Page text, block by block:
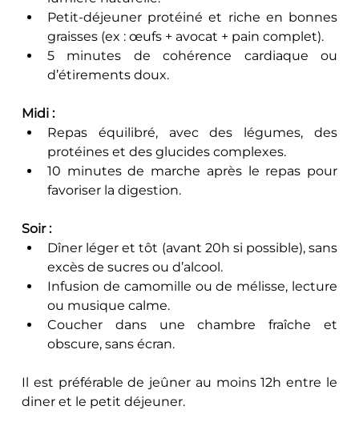
Petit-déjeuner protéiné et riche en bonnes
graisses (ex : œufs + avocat + pain complet).
5 minutes de cohérence cardiaque ou
d’étirements doux.
Midi :
Repas équilibré, avec des légumes, des
protéines et des glucides complexes.
10 minutes de marche après le repas pour
favoriser la digestion.
Soir :
Dîner léger et tôt (avant 20h si possible), sans
excès de sucres ou d’alcool.
Infusion de camomille ou de mélisse, lecture
ou musique calme.
Coucher dans une chambre fraîche et
obscure, sans écran.
Il est préférable de jeûner au moins 12h entre le
diner et le petit déjeuner.